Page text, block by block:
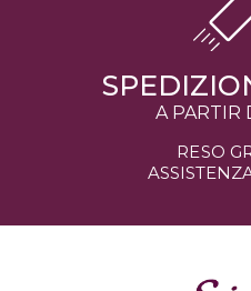
A PARTIR
RESO